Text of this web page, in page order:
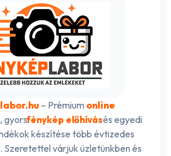
– Prémium online
, gyorsfénykép előhívásés egyedi
készítése több évtizedes
Szeretettel várjuk üzletünkben és